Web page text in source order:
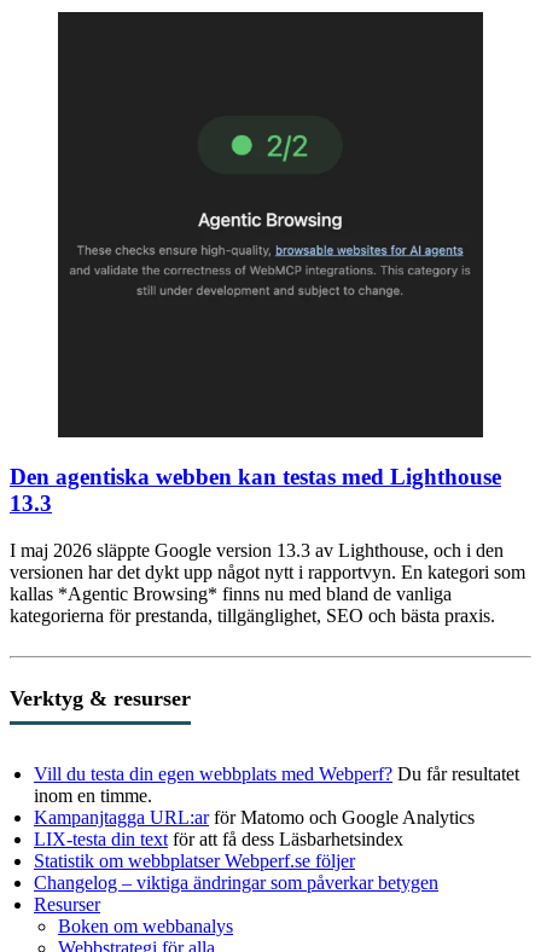
Den agentiska webben kan testas med Lighthouse
13.3
I maj 2026 släppte Google version 13.3 av Lighthouse, och i den
versionen har det dykt upp något nytt i rapportvyn. En kategori som
kallas *Agentic Browsing* finns nu med bland de vanliga
kategorierna för prestanda, tillgänglighet, SEO och bästa praxis.
Verktyg & resurser
Vill du testa din egen webbplats med Webperf? Du får resultatet
inom en timme.
Kampanjtagga URL:arför Matomo och Google Analytics
LIX-testa din text för att få dess Läsbarhetsindex
Statistik om webbplatser Webperf.se följer
Changelog – viktiga ändringar som påverkar betygen
Resurser
Boken om webbanalys
Webbstrategi för alla